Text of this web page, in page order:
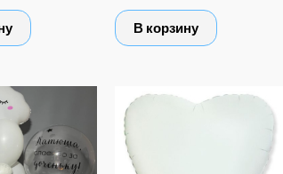
Оценка
0
5
В корзину